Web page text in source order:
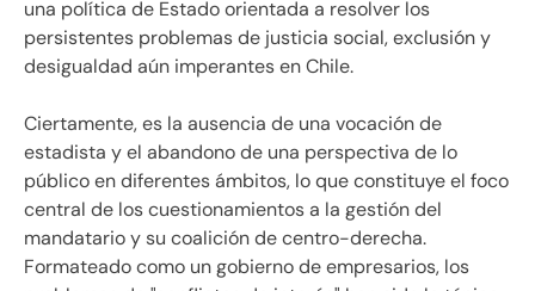
una política de Estado orientada a resolver los
persistentes problemas de justicia social, exclusión y
desigualdad aún imperantes en Chile.
Ciertamente, es la ausencia de una vocación de
estadista y el abandono de una perspectiva de lo
público en diferentes ámbitos, lo que constituye el foco
central de los cuestionamientos a la gestión del
mandatario y su coalición de centro-derecha.
Formateado como un gobierno de empresarios, los